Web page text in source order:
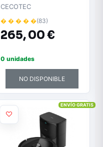
Ultra/ Friegasuelos/
Autonomía 150 Min/
control por WiFi
CECOTEC
� � � � �(83)
265,00 €
0 unidades
NO DISPONIBLE
ENVÍO GRATIS